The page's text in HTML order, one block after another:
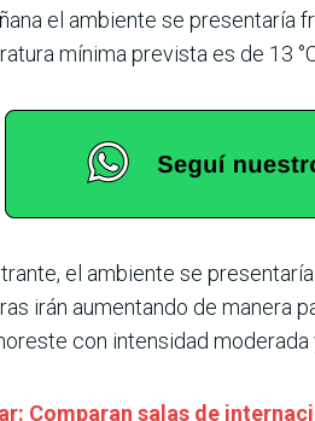
el ambiente se
mínima prevista es de 13
el ambiente se
irán aumentando de manera
con intensidad
Comparan salas de